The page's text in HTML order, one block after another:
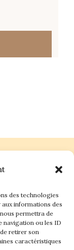
des technologies
informations des
permettra de
navigation ou les ID
retirer son
caractéristiques